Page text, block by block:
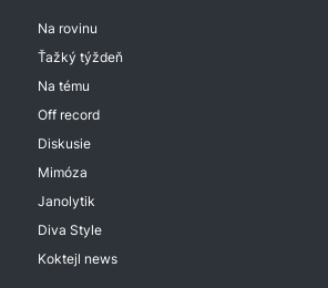
Na rovinu
Ťažký týždeň
Na tému
Off record
Diskusie
Mimóza
Janolytik
Diva Style
Koktejl news